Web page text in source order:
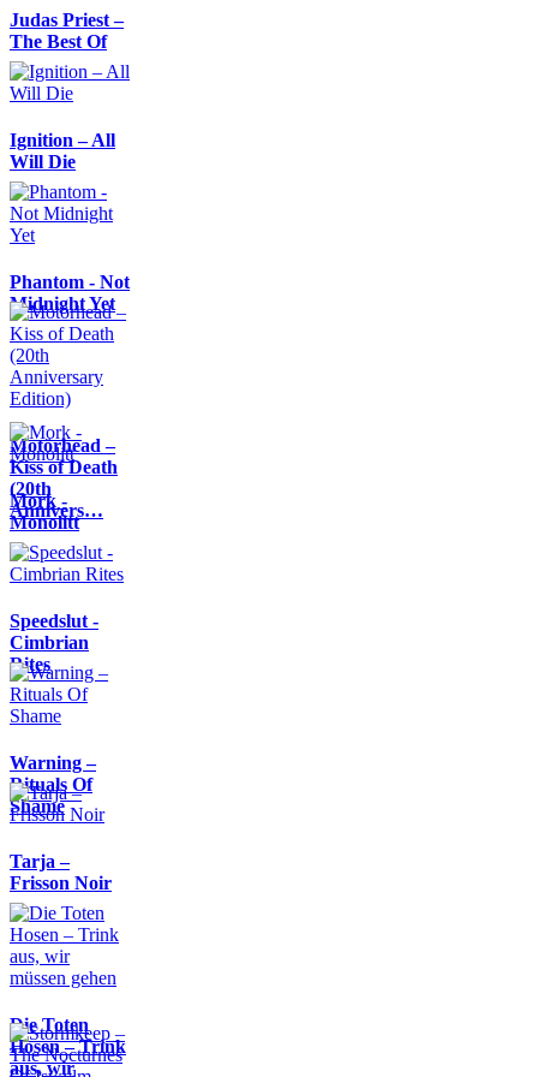
Judas Priest –
The Best Of
Ignition – All
Will Die
Phantom - Not
Midnight Yet
Motörhead –
Kiss of Death
(20th
Annivers…
Mork -
Monolitt
Speedslut -
Cimbrian
Rites
Warning –
Rituals Of
Shame
Tarja –
Frisson Noir
Die Toten
Hosen – Trink
aus, wir